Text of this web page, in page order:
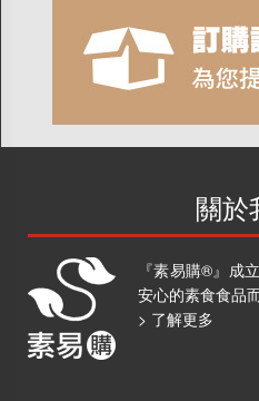
關於
『素易購®』成
安心的素食食品
> 了解更多